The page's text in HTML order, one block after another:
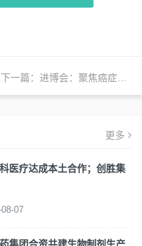
下一篇： 进博会：聚焦癌症防治，默沙东与专家共建早诊早治生态圈
更多
医疗达成本土合作；创胜集
07